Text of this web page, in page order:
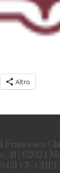
Altro
Francesca
41 | 62024
CF: